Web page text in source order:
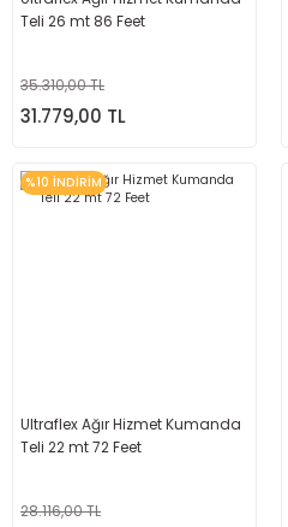
Teli 26 mt 86 Feet
35.310,00 TL
31.779,00 TL
%10 İNDİRİM
Ultraflex Ağır Hizmet Kumanda
Teli 22 mt 72 Feet
28.116,00 TL